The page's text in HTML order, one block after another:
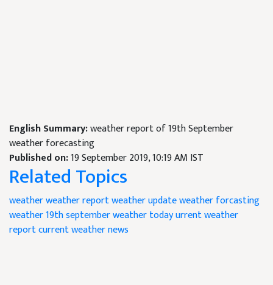
English Summary:weather report of 19th September
weather forecasting
Published on:19 September 2019, 10:19 AM IST
Related Topics
weatherweather reportweather updateweather forcasting
weather 19th septemberweather todayurrent weather
reportcurrent weather news